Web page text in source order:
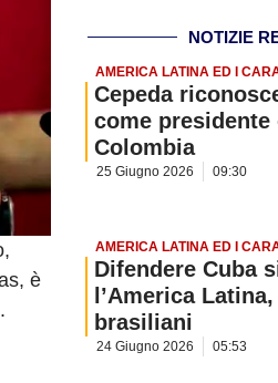
è
NOTIZIE
AMERICA LATINA ED I
Cepeda
come
Colombia
25 Giugno 2026 09:30
AMERICA LATINA ED I
Difendere Cuba
l’America
brasiliani
24 Giugno 2026 05:53